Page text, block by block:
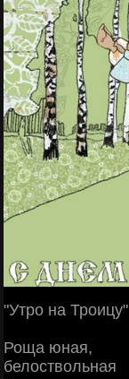
"Утро на Троицу"
Роща юная,
белоствольная